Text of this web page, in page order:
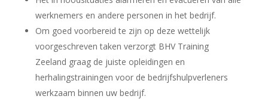
werknemers en andere personen in het bedrijf.
Om goed voorbereid te zijn op deze wettelijk
voorgeschreven taken verzorgt BHV Training
Zeeland graag de juiste opleidingen en
herhalingstrainingen voor de bedrijfshulpverleners
werkzaam binnen uw bedrijf.